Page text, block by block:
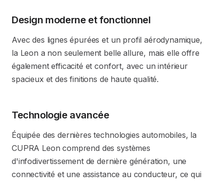
Design moderne et fonctionnel
Avec des lignes épurées et un profil aérodynamique,
la Leon a non seulement belle allure, mais elle offre
également efficacité et confort, avec un intérieur
spacieux et des finitions de haute qualité.
Technologie avancée
Équipée des dernières technologies automobiles, la
CUPRA Leon comprend des systèmes
d'infodivertissement de dernière génération, une
connectivité et une assistance au conducteur, ce qui